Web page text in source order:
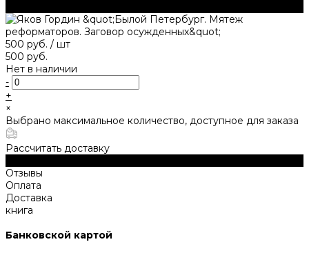
500 руб. / шт
500 руб.
Нет в наличии
-
+
×
Выбрано максимальное количество, доступное для заказа
Рассчитать доставку
Отзывы
Оплата
Доставка
книга
Банковской картой